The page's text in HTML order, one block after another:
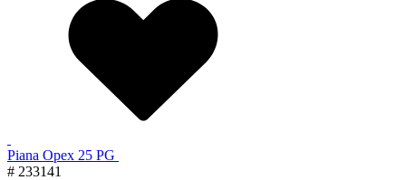
Piana Орех 25 PG
# 233141